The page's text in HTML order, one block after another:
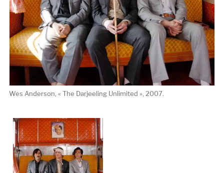
Wes Anderson, « The Darjeeling Unlimited », 2007.